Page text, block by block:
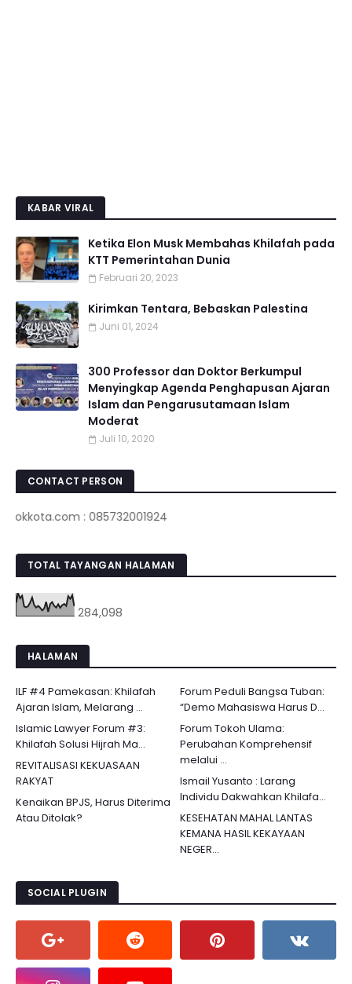
KABAR VIRAL
Ketika Elon Musk Membahas Khilafah pada
KTT Pemerintahan Dunia
Februari 20, 2023
Kirimkan Tentara, Bebaskan Palestina
Juni 01, 2024
300 Professor dan Doktor Berkumpul
Menyingkap Agenda Penghapusan Ajaran
Islam dan Pengarusutamaan Islam
Moderat
Juli 10, 2020
CONTACT PERSON
: 085732001924
TOTAL TAYANGAN HALAMAN
284,098
HALAMAN
ILF #4 Pamekasan: Khilafah
Ajaran Islam, Melarang ...
Forum Peduli Bangsa Tuban:
“Demo Mahasiswa Harus D...
Islamic Lawyer Forum #3:
Khilafah Solusi Hijrah Ma...
Forum Tokoh Ulama:
Perubahan Komprehensif
melalui ...
REVITALISASI KEKUASAAN
RAKYAT
Ismail Yusanto : Larang
Individu Dakwahkan Khilafa...
Kenaikan BPJS, Harus Diterima
Atau Ditolak?
KESEHATAN MAHAL LANTAS
KEMANA HASIL KEKAYAAN
NEGER...
SOCIAL PLUGIN